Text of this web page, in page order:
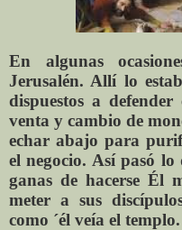
En algunas
Jerusalén. Allí lo
dispuestos a
venta y cambio de
echar abajo para
el negocio. Así pasó
ganas de hacerse Él
meter a sus
como ´él veía el templo.